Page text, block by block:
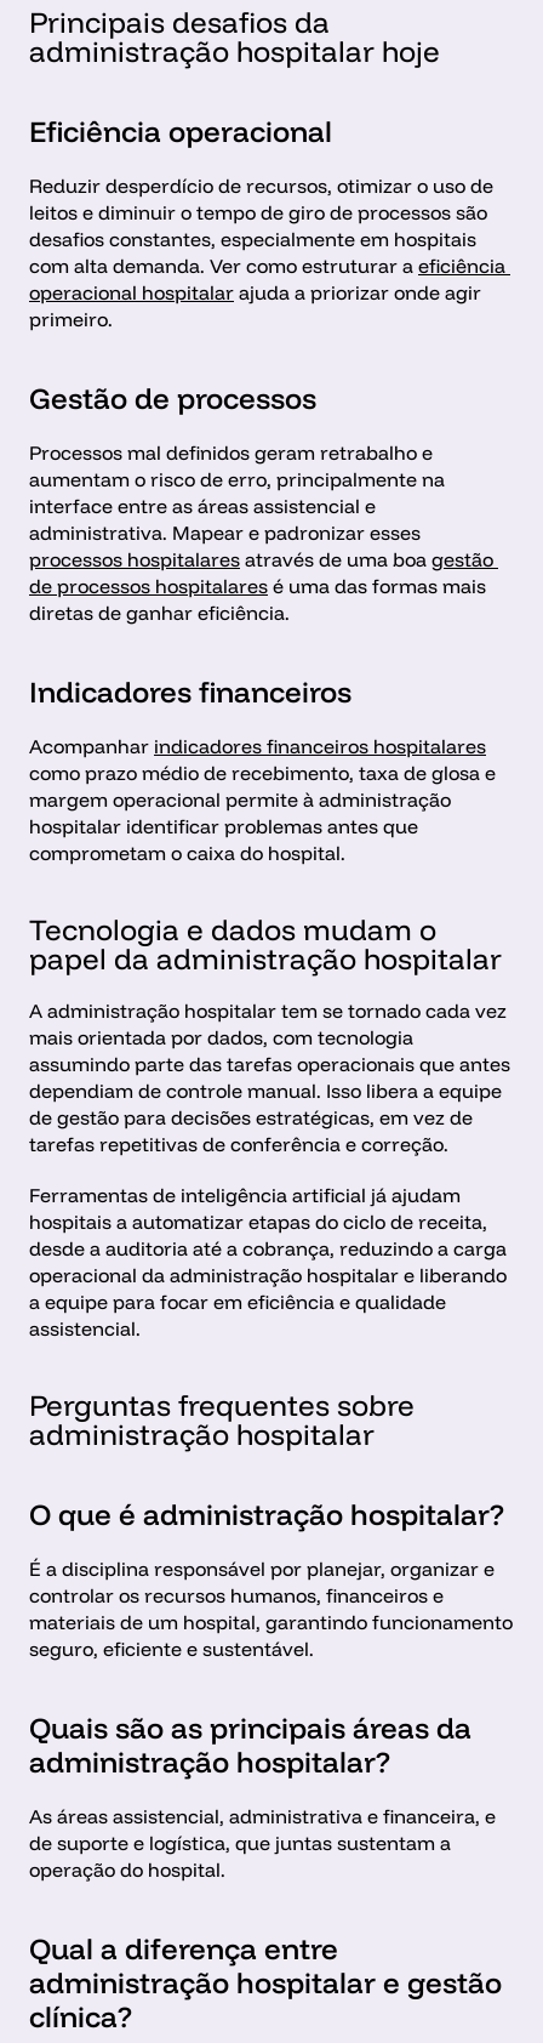
Principais desafios da
administração hospitalar hoje
Eficiência operacional
Reduzir desperdício de recursos, otimizar o uso de
leitos e diminuir o tempo de giro de processos são
desafios constantes, especialmente em hospitais
com alta demanda. Ver como estruturar a eficiência
operacional hospitalar ajuda a priorizar onde agir
primeiro.
Gestão de processos
Processos mal definidos geram retrabalho e
aumentam o risco de erro, principalmente na
interface entre as áreas assistencial e
processos hospitalares através de uma boa gestão
de processos hospitalares é uma das formas mais
diretas de ganhar eficiência.
Indicadores financeiros
Acompanhar indicadores financeiros hospitalares
como prazo médio de recebimento, taxa de glosa e
margem operacional permite à administração
hospitalar identificar problemas antes que
comprometam o caixa do hospital.
Tecnologia e dados mudam o
papel da administração hospitalar
A administração hospitalar tem se tornado cada vez
mais orientada por dados, com tecnologia
assumindo parte das tarefas operacionais que antes
dependiam de controle manual. Isso libera a equipe
de gestão para decisões estratégicas, em vez de
tarefas repetitivas de conferência e correção.
Ferramentas de inteligência artificial já ajudam
hospitais a automatizar etapas do ciclo de receita,
desde a auditoria até a cobrança, reduzindo a carga
operacional da administração hospitalar e liberando
a equipe para focar em eficiência e qualidade
assistencial.
Perguntas frequentes sobre
administração hospitalar
O que é administração hospitalar?
É a disciplina responsável por planejar, organizar e
controlar os recursos humanos, financeiros e
materiais de um hospital, garantindo funcionamento
seguro, eficiente e sustentável.
Quais são as principais áreas da
administração hospitalar?
As áreas assistencial, administrativa e financeira, e
de suporte e logística, que juntas sustentam a
operação do hospital.
Qual a diferença entre
administração hospitalar e gestão
clínica?